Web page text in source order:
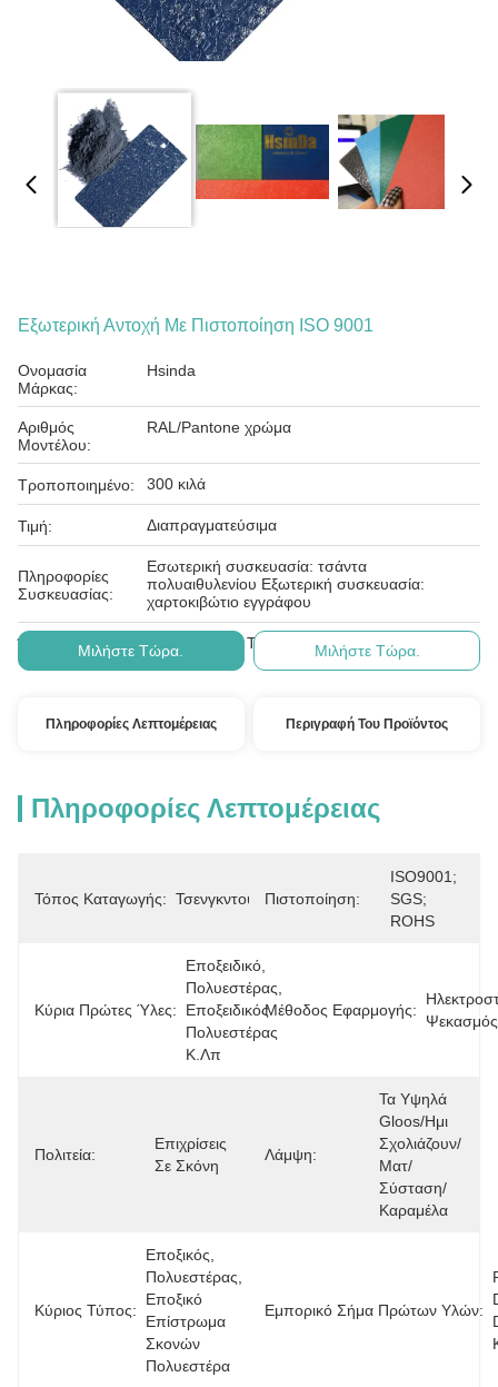
Εξωτερική Αντοχή Με Πιστοποίηση ISO 9001
Ονομασία
Μάρκας:
Hsinda
Αριθμός
Μοντέλου:
RAL/Pantone χρώμα
Τροποποιημένο: 300 κιλά
Τιμή: Διαπραγματεύσιμα
Πληροφορίες
Συσκευασίας:
Εσωτερική συσκευασία: τσάντα
πολυαιθυλενίου Εξωτερική συσκευασία:
χαρτοκιβώτιο εγγράφου
Όροι Πληρωμής: Δ/Κ, D/Α, D/P, T/T, Western Union, MoneyGram
Μιλήστε Τώρα. Μιλήστε Τώρα.
Πληροφορίες Λεπτομέρειας Περιγραφή Του Προϊόντος
Πληροφορίες Λεπτομέρειας
Τόπος Καταγωγής: Τσενγκντού Πιστοποίηση:
ISO9001;
SGS;
ROHS
Κύρια Πρώτες Ύλες:
Εποξειδικό,
Πολυεστέρας,
Εποξειδικός
Πολυεστέρας
Κ.λπ
Μέθοδος Εφαρμογής:
Ψεκασμός
Πολιτεία:
Επιχρίσεις
Σε Σκόνη
Λάμψη:
Τα Υψηλά
Gloos/ημι
Σχολιάζουν/
Ματ/
Σύσταση/
Καραμέλα
Κύριος Τύπος:
Εποξικός,
Πολυεστέρας,
Εποξικό
Επίστρωμα
Σκονών
Πολυεστέρα
Εμπορικό Σήμα Πρώτων Υλών: